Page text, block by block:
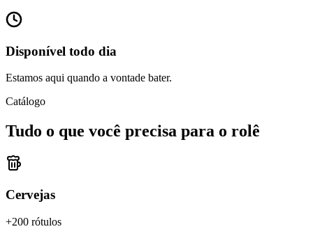
Disponível todo dia
Estamos aqui quando a vontade bater.
Catálogo
Tudo o que você precisa para o rolê
Cervejas
+200 rótulos